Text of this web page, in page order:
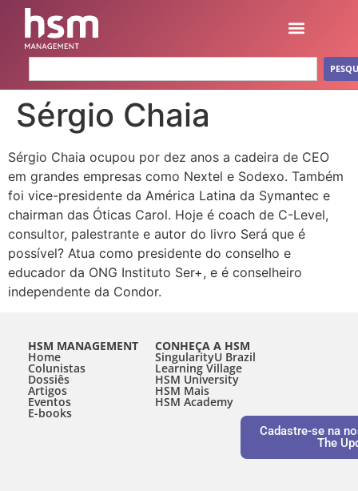
Sérgio Chaia
Sérgio Chaia ocupou por dez anos a cadeira de CEO
em grandes empresas como Nextel e Sodexo. Também
foi vice-presidente da América Latina da Symantec e
chairman das Óticas Carol. Hoje é coach de C-Level,
consultor, palestrante e autor do livro Será que é
possível? Atua como presidente do conselho e
educador da ONG Instituto Ser+, e é conselheiro
independente da Condor.
HSM MANAGEMENT
Home
Colunistas
Dossiês
Artigos
Eventos
E-books
CONHEÇA A HSM
SingularityU Brazil
Learning Village
HSM University
HSM Mais
HSM Academy
Cadastre-se na
The